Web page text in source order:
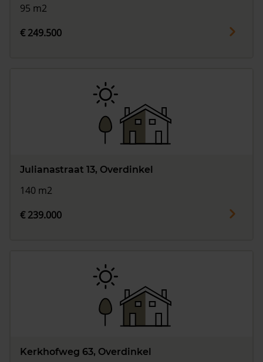
95 m2
€ 249.500
Julianastraat 13, Overdinkel
140 m2
€ 239.000
Kerkhofweg 63, Overdinkel